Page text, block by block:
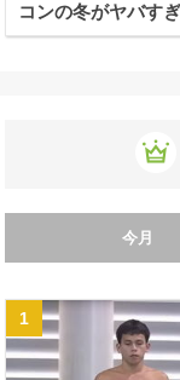
コンの冬がヤバすぎ
今月